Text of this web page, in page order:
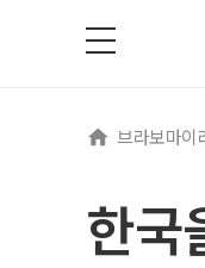
브라보마이
한국